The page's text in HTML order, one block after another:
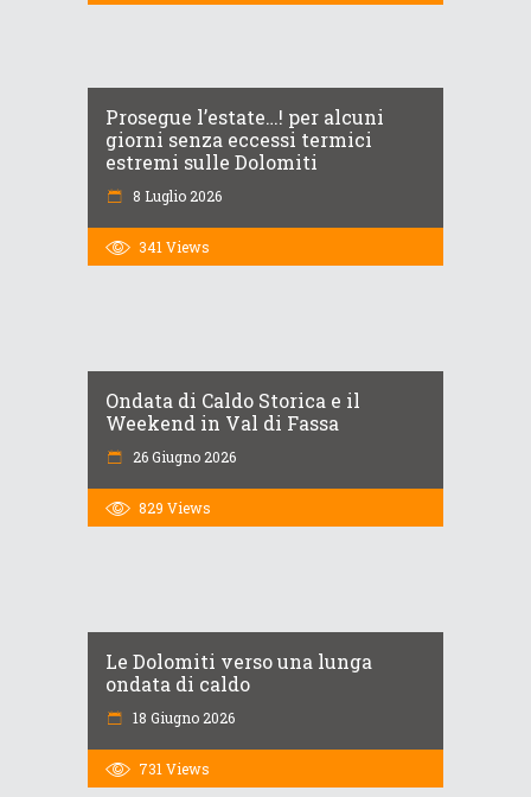
Prosegue l’estate…! per alcuni
giorni senza eccessi termici
estremi sulle Dolomiti
8 Luglio 2026
341 Views
Ondata di Caldo Storica e il
Weekend in Val di Fassa
26 Giugno 2026
829 Views
Le Dolomiti verso una lunga
ondata di caldo
18 Giugno 2026
731 Views